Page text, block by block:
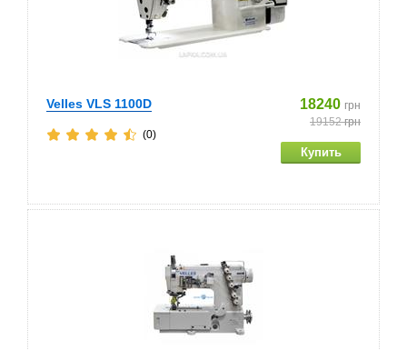
Velles VLS 1100D 18240 грн
19152грн
(0)